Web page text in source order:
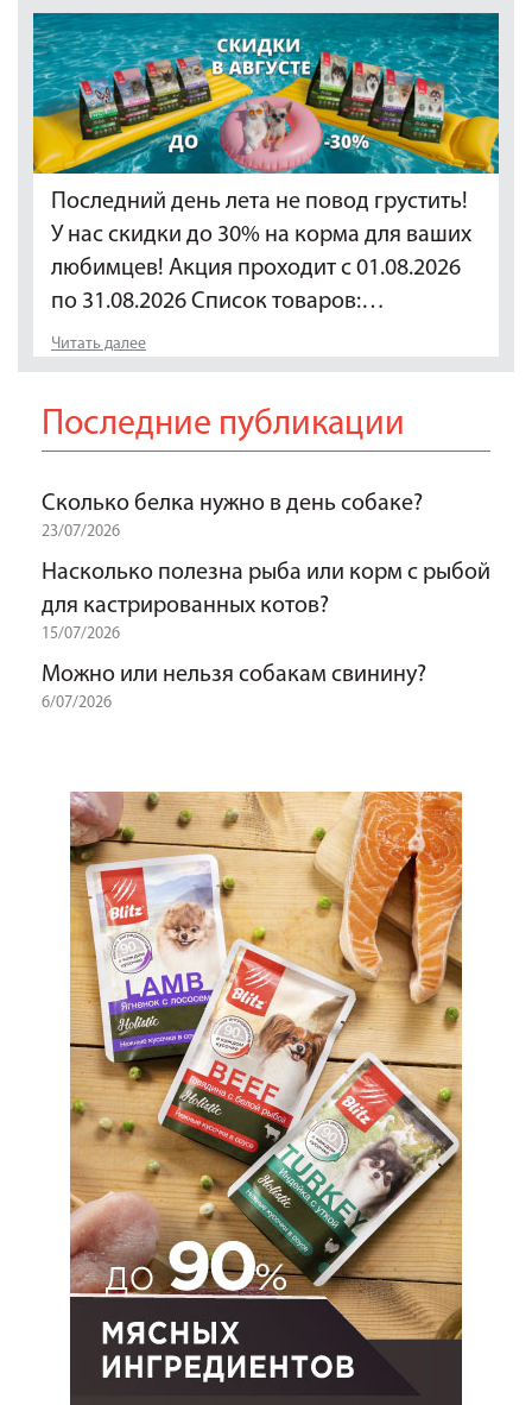
Последний день лета не повод грустить!
У нас скидки до 30% на корма для ваших
любимцев! Акция проходит с 01.08.2026
по 31.08.2026 Список товаров:…
Читать далее
Последние публикации
Сколько белка нужно в день собаке?
23/07/2026
Насколько полезна рыба или корм с рыбой
для кастрированных котов?
15/07/2026
Можно или нельзя собакам свинину?
6/07/2026